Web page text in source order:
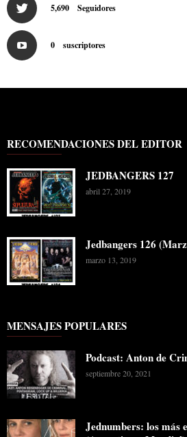
5,690 Seguidores
0 suscriptores
RECOMENDACIONES DEL EDITOR
JEDBANGERS 127
abril 27, 2019
Jedbangers 126
marzo 13, 2019
MENSAJES POPULARES
Podcast: Anton de
septiembre 20, 2021
Jednumbers: los más